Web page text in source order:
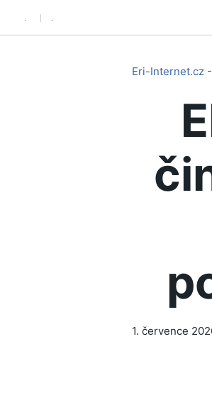
. .
Eri-Internet.cz
1. července